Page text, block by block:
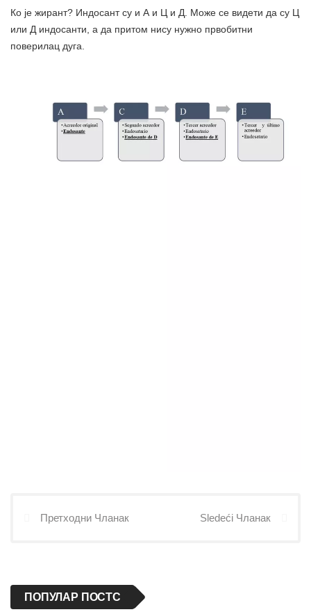
Ко је жирант? Индосант су и А и Ц и Д. Може се видети да су Ц
или Д индосанти, а да притом нису нужно првобитни
поверилац дуга.
Претходни Чланак Sledeći Чланак
ПОПУЛАР ПОСТС